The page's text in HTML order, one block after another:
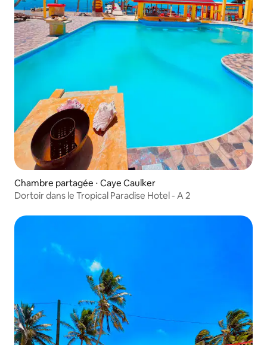
Chambre partagée ⋅ Caye Caulker
Dortoir dans le Tropical Paradise Hotel - A 2